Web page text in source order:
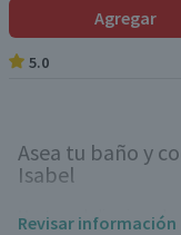
Agregar
5.0
Asea tu baño y
Isabel
Mantener la limpieza de
Revisar información